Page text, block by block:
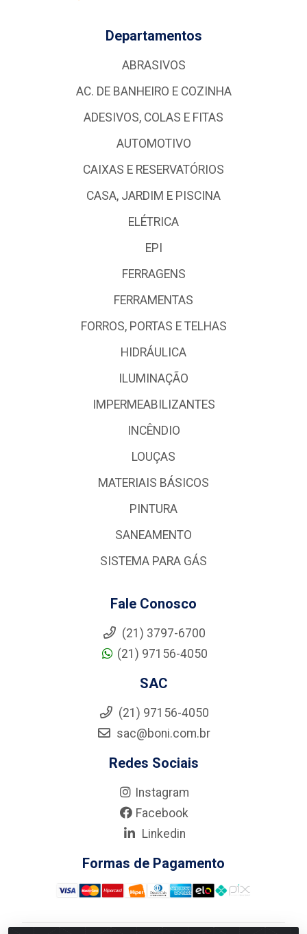
Departamentos
ABRASIVOS
AC. DE BANHEIRO E COZINHA
ADESIVOS, COLAS E FITAS
AUTOMOTIVO
CAIXAS E RESERVATÓRIOS
CASA, JARDIM E PISCINA
ELÉTRICA
EPI
FERRAGENS
FERRAMENTAS
FORROS, PORTAS E TELHAS
HIDRÁULICA
ILUMINAÇÃO
IMPERMEABILIZANTES
INCÊNDIO
LOUÇAS
MATERIAIS BÁSICOS
PINTURA
SANEAMENTO
SISTEMA PARA GÁS
Fale Conosco
(21) 3797-6700
(21) 97156-4050
SAC
(21) 97156-4050
sac@boni.com.br
Redes Sociais
Instagram
Facebook
Linkedin
Formas de Pagamento